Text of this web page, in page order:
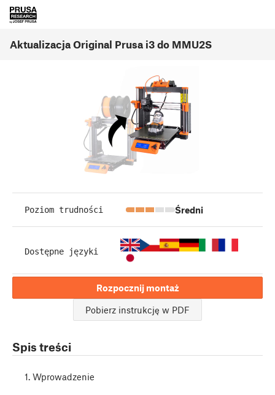
Aktualizacja Original Prusa i3 do MMU2S
Poziom trudności Średni
Dostępne języki
Rozpocznij montaż
Pobierz instrukcję w PDF
Spis treści
1. Wprowadzenie